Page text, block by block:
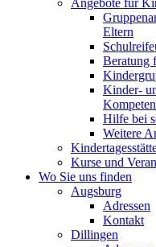
Angebote für
Eltern
Beratung
Kinder-
Hilfe bei
Weitere
Kurse und
Wo Sie uns finden
Augsburg
Adressen
Kontakt
Dillingen